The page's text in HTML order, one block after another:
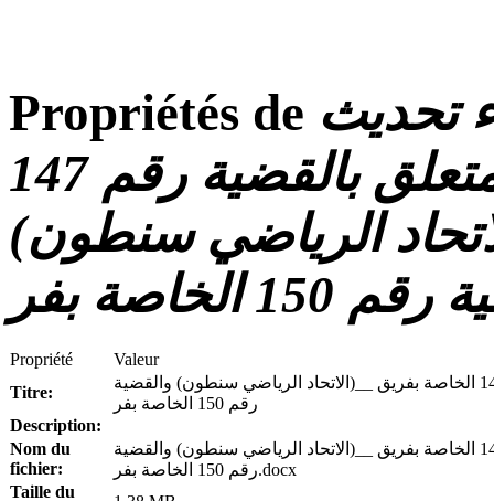
Propriétés de
على المحضر رقم 12 المتعلق بالقضية رقم 147
الرياضي سنطون)
الخاصة بفر
Propriété
Valeur
Titre:
ننهي إلى علمكم أنه تم إجراء تحديث على المحضر رقم 12 المتعلق بالقضية رقم 147 الخاصة بفريق __(الاتحاد الرياضي سنطون) والقضية
رقم 150 الخاصة بفر
Description:
Nom du
fichier:
ننهي إلى علمكم أنه تم إجراء تحديث على المحضر رقم 12 المتعلق بالقضية رقم 147 الخاصة بفريق __(الاتحاد الرياضي سنطون) والقضية
رقم 150 الخاصة بفر.docx
Taille du